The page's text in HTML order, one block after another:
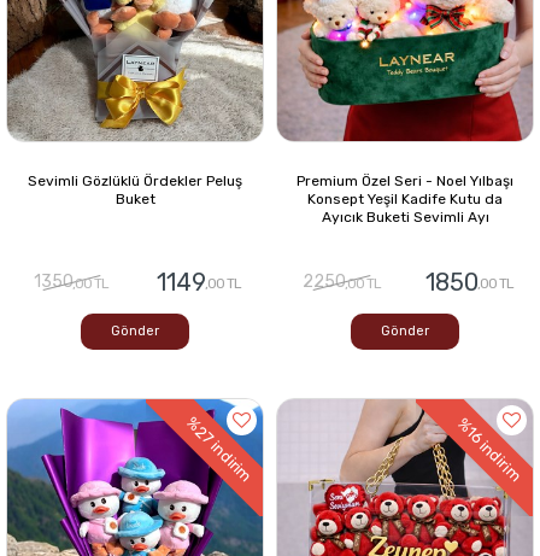
Sevimli Gözlüklü Ördekler Peluş
Buket
1350,00 TL 1149,00 TL
Gönder
Premium Özel Seri - Noel Yılbaşı
Konsept Yeşil Kadife Kutu da
Ayıcık Buketi Sevimli Ayı
2250,00 TL 1850,00 TL
Gönder
%27
indirim
%16
indirim